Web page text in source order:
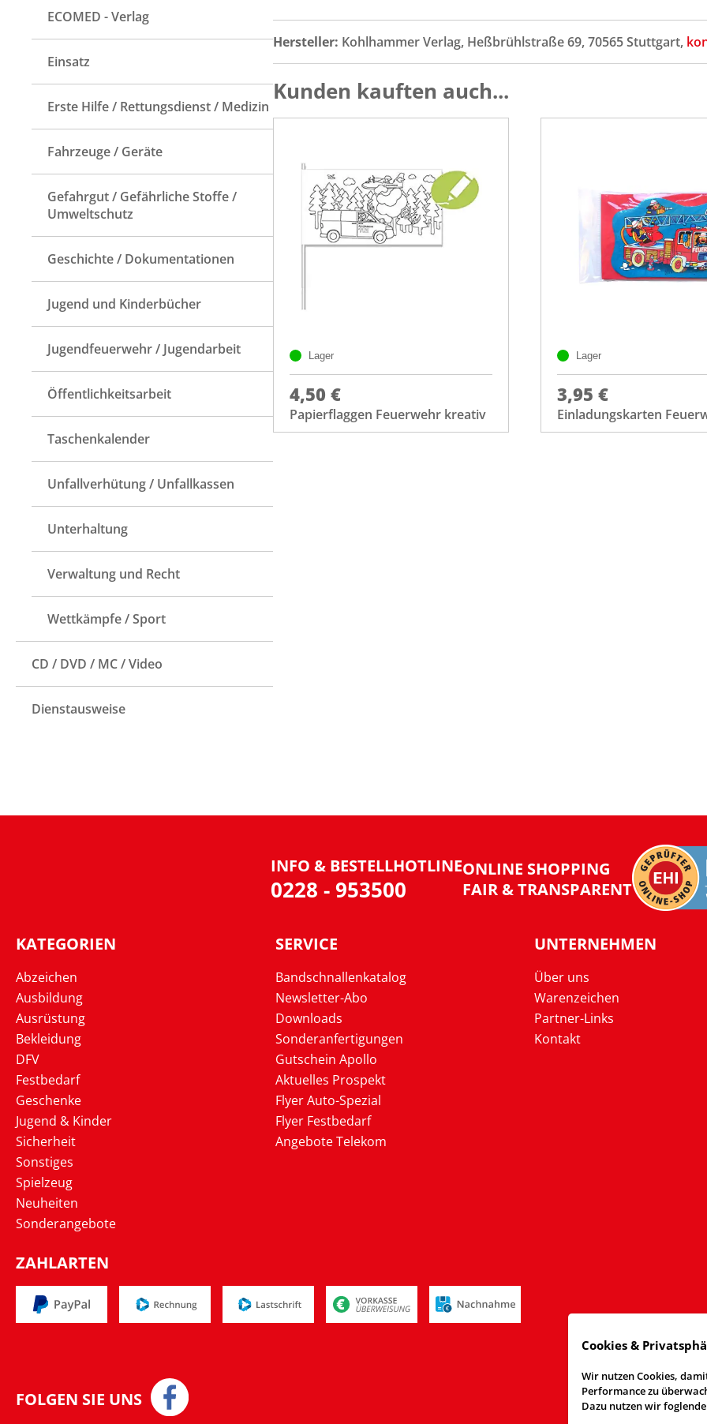
ECOMED - Verlag
Einsatz
Erste Hilfe / Rettungsdienst / Medizin
Fahrzeuge / Geräte
Gefahrgut / Gefährliche Stoffe /
Umweltschutz
Geschichte / Dokumentationen
Jugend und Kinderbücher
Jugendfeuerwehr / Jugendarbeit
Öffentlichkeitsarbeit
Taschenkalender
Unfallverhütung / Unfallkassen
Unterhaltung
Verwaltung und Recht
Wettkämpfe / Sport
CD / DVD / MC / Video
Dienstausweise
Hersteller: Kohlhammer Verlag, Heßbrühlstraße 69, 70565 Stuttgart,
Kunden kauften auch...
Lager
4,50 €
Papierflaggen Feuerwehr kreativ
Lager
3,95 €
Einladungskarten
INFO & BESTELLHOTLINE
0228 - 953500
ONLINE SHOPPING
FAIR & TRANSPARENT
KATEGORIEN
Abzeichen
Ausbildung
Ausrüstung
Bekleidung
DFV
Festbedarf
Geschenke
Jugend & Kinder
Sicherheit
Sonstiges
Spielzeug
Neuheiten
Sonderangebote
SERVICE
Bandschnallenkatalog
Newsletter-Abo
Downloads
Sonderanfertigungen
Gutschein Apollo
Aktuelles Prospekt
Flyer Auto-Spezial
Flyer Festbedarf
Angebote Telekom
UNTERNEHMEN
Über uns
Warenzeichen
Partner-Links
Kontakt
ZAHLARTEN
FOLGEN SIE UNS
Cookies &
Wir nutzen Cookies,
Performance zu
Dazu nutzen wir